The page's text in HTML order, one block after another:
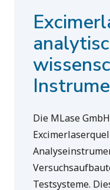
Die MLase
Testsysteme.